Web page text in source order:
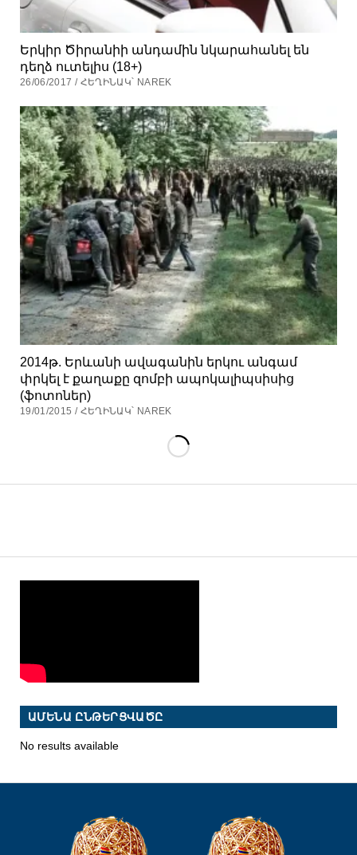
Երկիր Ծիրանիի անդամին նկարահանել են
դեղձ ուտելիս (18+)
26/06/2017 / ՀԵՂԻՆԱԿ՝ NAREK
2014թ. Երևանի ավագանին երկու անգամ
փրկել է քաղաքը զոմբի ապոկալիպսիսից
(ֆոտոներ)
19/01/2015 / ՀԵՂԻՆԱԿ՝ NAREK
ԱՄԵՆԱ ԸՆԹԵՐՑՎԱԾԸ
No results available